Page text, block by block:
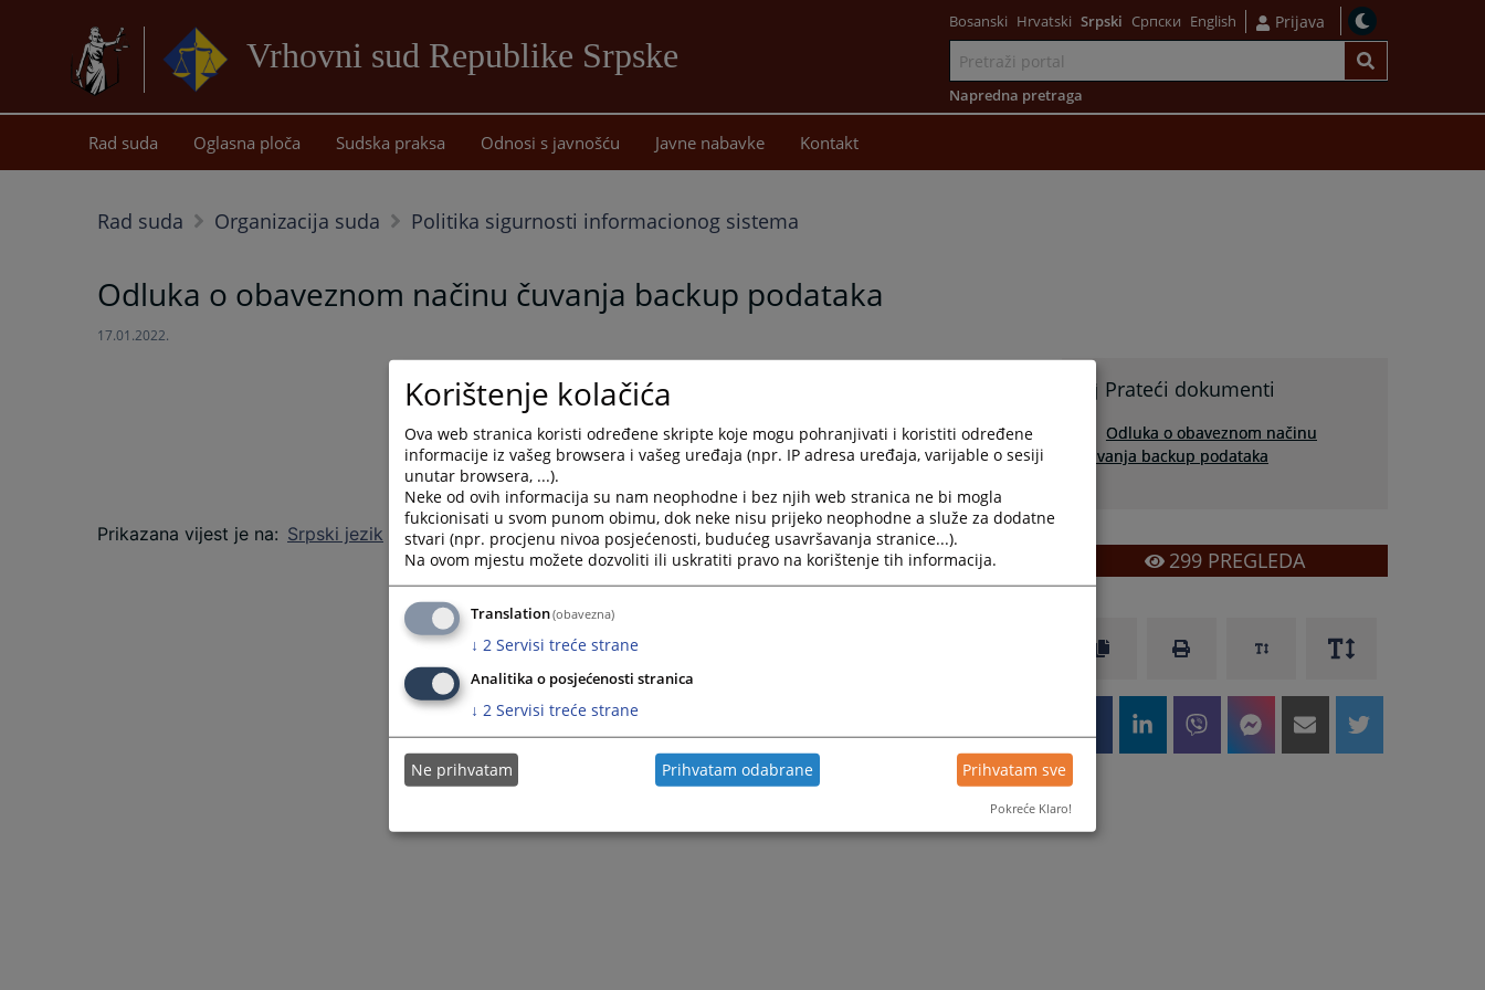
Vrhovni sud Republike Srpske
sadržaj
Bosanski Hrvatski Srpski Српски English Prijava
Napredna pretraga
Rad suda Oglasna ploča Sudska praksa Odnosi s javnošću Javne nabavke Kontakt
Rad suda Organizacija suda Politika sigurnosti informacionog sistema
Odluka o obaveznom načinu čuvanja backup podataka
17.01.2022.
Prikazana vijest je na: Srpski jezik
Prateći dokumenti
Odluka o obaveznom načinu
čuvanja backup podataka
299PREGLEDA
Korištenje kolačića
Ova web stranica koristi određene skripte koje mogu pohranjivati i koristiti određene
informacije iz vašeg browsera i vašeg uređaja (npr. IP adresa uređaja, varijable o sesiji
unutar browsera, ...).
Neke od ovih informacija su nam neophodne i bez njih web stranica ne bi mogla
fukcionisati u svom punom obimu, dok neke nisu prijeko neophodne a služe za dodatne
stvari (npr. procjenu nivoa posjećenosti, budućeg usavršavanja stranice...).
Na ovom mjestu možete dozvoliti ili uskratiti pravo na korištenje tih informacija.
Translation(obavezna)
↓ 2 Servisi treće strane
Analitika o posjećenosti stranica
↓ 2 Servisi treće strane
Ne prihvatam Prihvatam odabrane Prihvatam sve
Pokreće Klaro!